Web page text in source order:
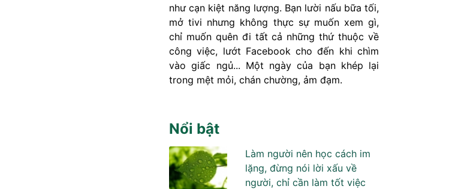
như cạn kiệt năng lượng. Bạn lười nấu bữa tối,
mở tivi nhưng không thực sự muốn xem gì,
chỉ muốn quên đi tất cả những thứ thuộc về
công việc, lướt Facebook cho đến khi chìm
vào giấc ngủ... Một ngày của bạn khép lại
trong mệt mỏi, chán chường, ảm đạm.
Nổi bật
Làm người nên học cách im
lặng, đừng nói lời xấu về
người, chỉ cần làm tốt việc